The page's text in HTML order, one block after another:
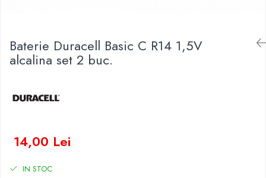
Prelungitoare
Stabilizatoare tensiune
Diverse gadgeturi
Accesorii auto
Roboti pornire
Baterie Duracell Basic C R14 1,5V
alcalina set 2 buc.
14,00 Lei
IN STOC